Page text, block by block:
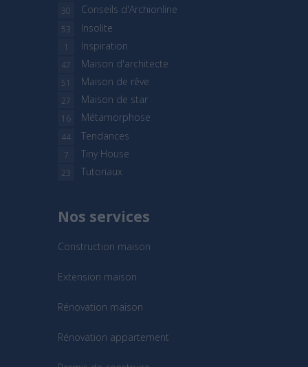
Conseils d'Archionline
30
Insolite
53
Inspiration
1
Maison d'architecte
47
Maison de rêve
51
Maison de star
27
Métamorphose
16
Tendances
44
Tiny House
7
Tutoriaux
23
Nos services
Construction maison
Extension maison
Rénovation maison
Rénovation appartement